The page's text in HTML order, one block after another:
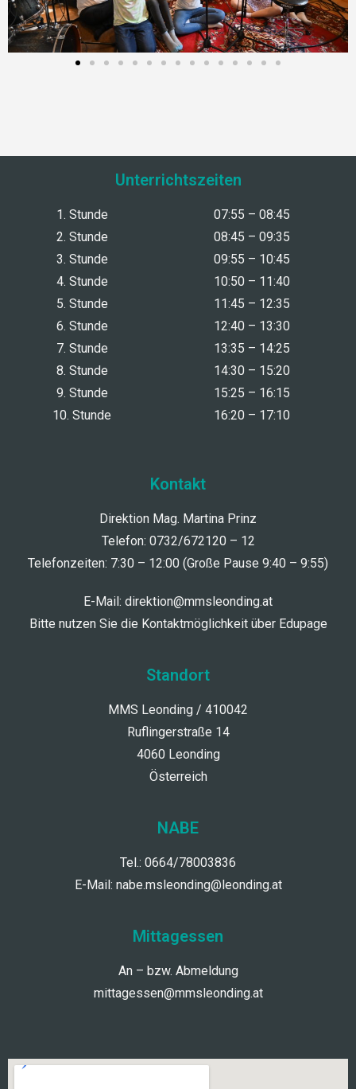
Unterrichtszeiten
1. Stunde
07:55 – 08:45
2. Stunde
08:45 – 09:35
3. Stunde
09:55 – 10:45
4. Stunde
10:50 – 11:40
5. Stunde
11:45 – 12:35
6. Stunde
12:40 – 13:30
7. Stunde
13:35 – 14:25
8. Stunde
14:30 – 15:20
9. Stunde
15:25 – 16:15
10. Stunde
16:20 – 17:10
Kontakt
Direktion Mag. Martina Prinz
Telefon: 0732/672120 – 12
Telefonzeiten: 7:30 – 12:00 (Große Pause 9:40 – 9:55)
E-Mail: direktion@mmsleonding.at
Bitte nutzen Sie die Kontaktmöglichkeit über Edupage
Standort
MMS Leonding / 410042
Ruflingerstraße 14
4060 Leonding
Österreich
NABE
Tel.: 0664/78003836
E-Mail: nabe.msleonding@leonding.at
Mittagessen
An – bzw. Abmeldung
mittagessen@mmsleonding.at